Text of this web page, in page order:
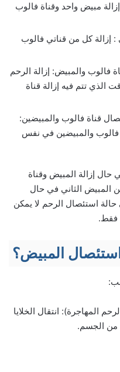
مبيض واحد وقناة فالوب
: إزالة كل من قناتي فالوب
فالوب والمبيض: إزالة الرحم
تتم فيه إزالة قناة
قناة فالوب والمبيضين:
فالوب والمبيضين في نفس
إزالة المبيض وقناة
المبيض الثاني في حال
استئصال الرحم لا يمكن
فقط.
استئصال المبيض؟
المهاجرة): انتقال الخلايا
من الجسم.